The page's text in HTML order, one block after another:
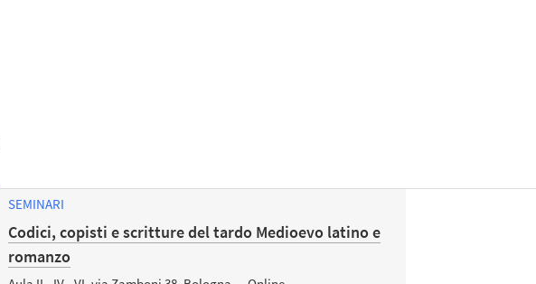
SEMINARI
Codici, copisti e scritture del tardo Medioevo latino e
romanzo